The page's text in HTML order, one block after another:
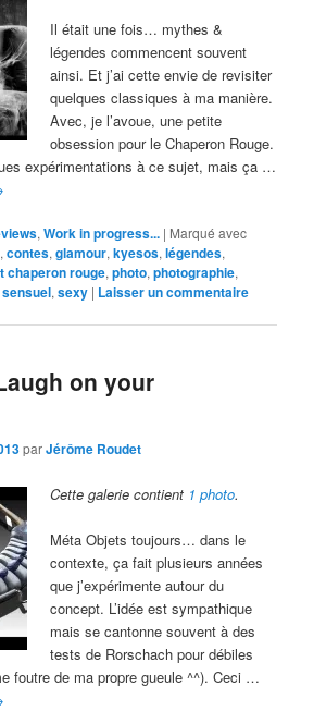
Il était une fois… mythes &
légendes commencent souvent
ainsi. Et j’ai cette envie de revisiter
quelques classiques à ma manière.
Avec, je l’avoue, une petite
obsession pour le Chaperon Rouge.
expérimentations à ce sujet, mais ça …
,Work in progress... | Marqué avec
,contes,glamour,kyesos,légendes,
chaperon rouge,photo,photographie,
sensuel,sexy | Laisser un commentaire
on your
parJérôme Roudet
Cette galerie contient 1 photo.
Méta Objets toujours… dans le
contexte, ça fait plusieurs années
que j’expérimente autour du
concept. L’idée est sympathique
mais se cantonne souvent à des
tests de Rorschach pour débiles
foutre de ma propre gueule ^^). Ceci …